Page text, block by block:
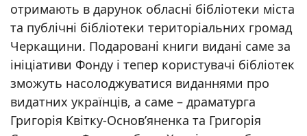
отримають в дарунок обласні бібліотеки міста
та публічні бібліотеки територіальних громад
Черкащини. Подаровані книги видані саме за
ініціативи Фонду і тепер користувачі бібліотек
зможуть насолоджуватися виданнями про
видатних українців, а саме – драматурга
Григорія Квітку-Основ’яненка та Григорія